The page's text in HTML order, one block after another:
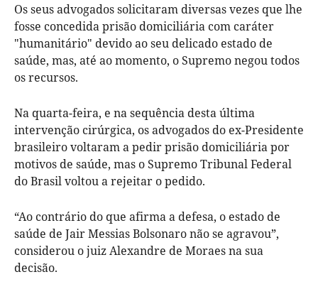
Os seus advogados solicitaram diversas vezes que lhe
fosse concedida prisão domiciliária com caráter
"humanitário" devido ao seu delicado estado de
saúde, mas, até ao momento, o Supremo negou todos
os recursos.
Na quarta-feira, e na sequência desta última
intervenção cirúrgica, os advogados do ex-Presidente
brasileiro voltaram a pedir prisão domiciliária por
motivos de saúde, mas o Supremo Tribunal Federal
do Brasil voltou a rejeitar o pedido.
“Ao contrário do que afirma a defesa, o estado de
saúde de Jair Messias Bolsonaro não se agravou”,
considerou o juiz Alexandre de Moraes na sua
decisão.